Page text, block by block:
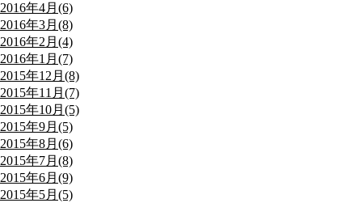
2016年4月(6)
2016年3月(8)
2016年2月(4)
2016年1月(7)
2015年12月(8)
2015年11月(7)
2015年10月(5)
2015年9月(5)
2015年8月(6)
2015年7月(8)
2015年6月(9)
2015年5月(5)